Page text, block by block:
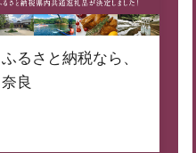
ふるさと納税なら、
奈良